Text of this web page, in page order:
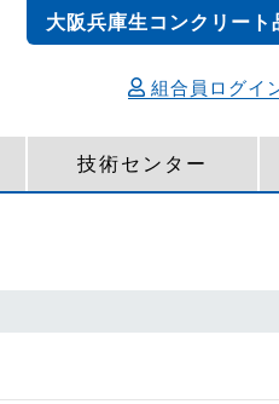
組合員ログイ
大阪兵庫生コンクリート
技術センター